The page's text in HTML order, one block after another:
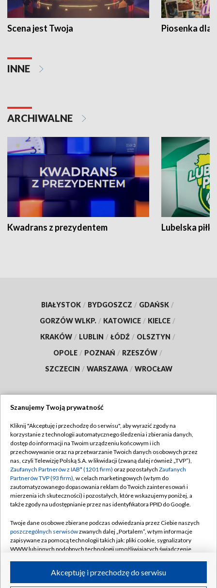
Scena jest Twoja Piosenka dla
INNE
ARCHIWALNE
Kwadrans z prezydentem Lubelska piłka
BIAŁYSTOK / BYDGOSZCZ / GDAŃSK /
GORZÓW WLKP. / KATOWICE / KIELCE /
KRAKÓW / LUBLIN / ŁÓDŹ / OLSZTYN /
OPOLE / POZNAŃ / RZESZÓW /
SZCZECIN / WARSZAWA / WROCŁAW
TVP
Abonament TVP
Emisja w TVP
Centrum informacji TVP
Naziemna Telewizja Cyfrowa
Rada Programowa
System NOS
Informacje o nadawcy
Program dla prasy
Regulamin TVP
Polityka prywatności
Moje zgody
Pomoc
Kontakt
Kanały
Szanujemy Twoją prywatność
Kliknij "Akceptuję i przechodzę do serwisu", aby wyrazić zgody na
korzystanie z technologii automatycznego śledzenia i zbierania danych,
dostęp do informacji na Twoim urządzeniu końcowym i ich
przechowywanie oraz na przetwarzanie Twoich danych osobowych przez
nas, czyli Telewizję Polską S.A. w likwidacji (zwaną dalej również „TVP”),
Zaufanych Partnerów z IAB* (1201 firm) oraz pozostałych Zaufanych
Partnerów TVP (93 firm), w celach marketingowych (w tym do
zautomatyzowanego dopasowania reklam do Twoich zainteresowań i
mierzenia ich skuteczności) i pozostałych, które wskazujemy poniżej, a
także zgody na udostępnianie przez nas identyfikatora PPID do Google.
Twoje dane osobowe zbierane podczas odwiedzania przez Ciebie naszych
poszczególnych serwisówzwanych dalej „Portalem”, w tym informacje
zapisywane za pomocą technologii takich jak: pliki cookie, sygnalizatory
WWW lub innych podobnych technologii umożliwiających świadczenie
ruchu w Internecie.Akceptuję i przechodzę do serwisu